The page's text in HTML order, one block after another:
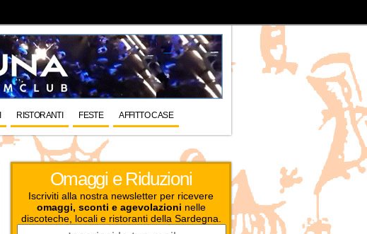
RISTORANTI FESTE AFFITTO CASE
Omaggi e Riduzioni
Iscriviti alla nostra newsletter per ricevere
omaggi, sconti e agevolazioni nelle
discoteche, locali e ristoranti della Sardegna.